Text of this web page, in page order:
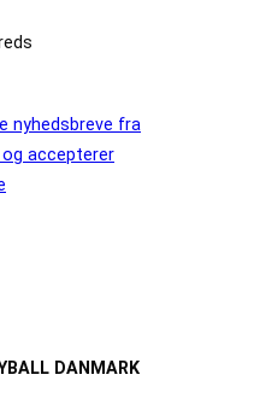
nyhedsbreve fra
og accepterer
DANMARK